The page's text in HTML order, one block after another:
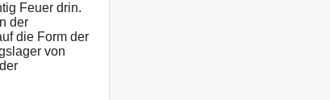
Feuer drin.
der
die Form der
von